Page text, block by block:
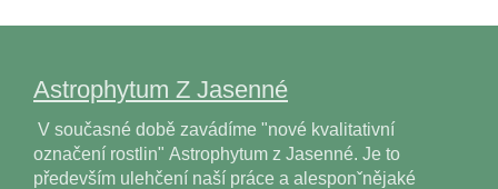
Astrophytum Z Jasenné
V současné době zavádíme "nové kvalitativní
označení rostlin" Astrophytum z Jasenné. Je to
především ulehčení naší práce a alesponˇnějaké